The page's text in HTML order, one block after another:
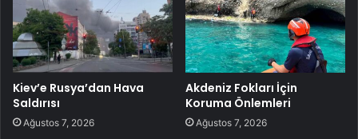
Kiev’e Rusya’dan Hava
Saldırısı
Ağustos 7, 2026
Akdeniz Fokları İçin
Koruma Önlemleri
Ağustos 7, 2026